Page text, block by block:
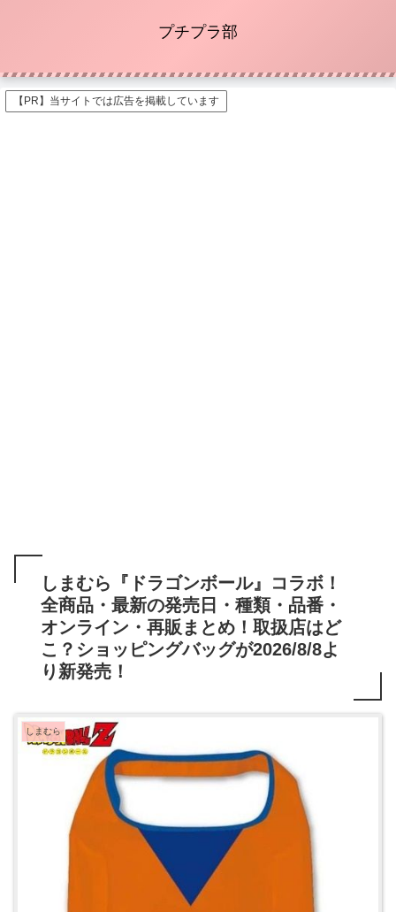
プチプラ部
【PR】当サイトでは広告を掲載しています
しまむら『ドラゴンボール』コラボ！
全商品・最新の発売日・種類・品番・
オンライン・再販まとめ！取扱店はど
こ？ショッピングバッグが2026/8/8よ
り新発売！
しまむら